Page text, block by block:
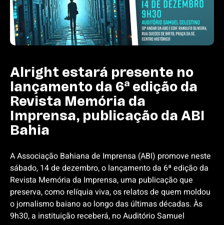
Alright estará presente no
lançamento da 6ª edição da
Revista Memória da
Imprensa, publicação da ABI
Bahia
A Associação Bahiana de Imprensa (ABI) promove neste
sábado, 14 de dezembro, o lançamento da 6ª edição da
Revista Memória da Imprensa, uma publicação que
preserva, como relíquia viva, os relatos de quem moldou
o jornalismo baiano ao longo das últimas décadas. Às
9h30, a instituição receberá, no Auditório Samuel